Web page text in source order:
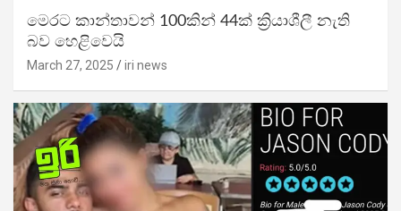
මෙරට කාන්තාවන් 100කින් 44ක් ක්‍රියාශීලී නැති
බව හෙළිවෙයි
March 27, 2025 iri news